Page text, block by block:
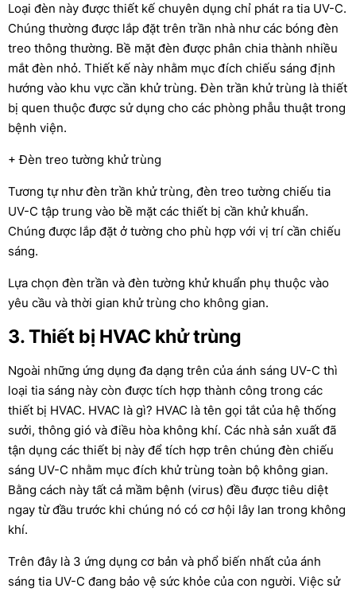
Loại đèn này được thiết kế chuyên dụng chỉ phát ra tia UV-C.
Chúng thường được lắp đặt trên trần nhà như các bóng đèn
treo thông thường. Bề mặt đèn được phân chia thành nhiều
mắt đèn nhỏ. Thiết kế này nhằm mục đích chiếu sáng định
hướng vào khu vực cần khử trùng. Đèn trần khử trùng là thiết
bị quen thuộc được sử dụng cho các phòng phẫu thuật trong
bệnh viện.
+ Đèn treo tường khử trùng
Tương tự như đèn trần khử trùng, đèn treo tường chiếu tia
UV-C tập trung vào bề mặt các thiết bị cần khử khuẩn.
Chúng được lắp đặt ở tường cho phù hợp với vị trí cần chiếu
sáng.
Lựa chọn đèn trần và đèn tường khử khuẩn phụ thuộc vào
yêu cầu và thời gian khử trùng cho không gian.
3. Thiết bị HVAC khử trùng
Ngoài những ứng dụng đa dạng trên của ánh sáng UV-C thì
loại tia sáng này còn được tích hợp thành công trong các
thiết bị HVAC. HVAC là gì? HVAC là tên gọi tắt của hệ thống
sưởi, thông gió và điều hòa không khí. Các nhà sản xuất đã
tận dụng các thiết bị này để tích hợp trên chúng đèn chiếu
sáng UV-C nhằm mục đích khử trùng toàn bộ không gian.
Bằng cách này tất cả mầm bệnh (virus) đều được tiêu diệt
ngay từ đầu trước khi chúng nó có cơ hội lây lan trong không
khí.
Trên đây là 3 ứng dụng cơ bản và phổ biến nhất của ánh
sáng tia UV-C đang bảo vệ sức khỏe của con người. Việc sử